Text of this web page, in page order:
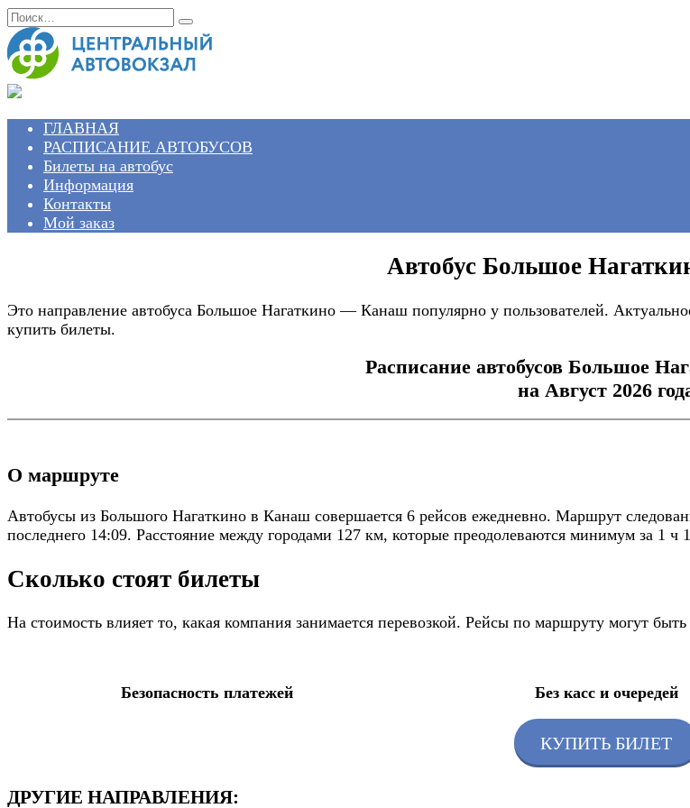
Перейти
к
содержанию
Search
for:
ГЛАВНАЯ
РАСПИСАНИЕ АВТОБУСОВ
Билеты на автобус
Информация
Контакты
Мой заказ
Автобус Большое
Это направление автобуса Большое Нагаткино — Канаш популярно у пользователей.
купить билеты.
Расписание автобусов Большое
на Август 2026
О маршруте
Автобусы из Большого Нагаткино в Канаш совершается 6 рейсов ежедневно. Маршрут
последнего 14:09. Расстояние между городами 127 км, которые преодолеваются минимум за 1
Сколько стоят билеты
На стоимость влияет то, какая компания занимается перевозкой. Рейсы по маршруту могут
Безопасность платежей Без касс и очередей
КУПИТЬ БИЛЕТ
ДРУГИЕ НАПРАВЛЕНИЯ: